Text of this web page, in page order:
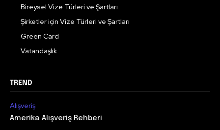
Bireysel Vize Türleri ve Şartları
Şirketler için Vize Türleri ve Şartları
Green Card
Vatandaşlık
TREND
Alışveriş
Amerika Alışveriş Rehberi